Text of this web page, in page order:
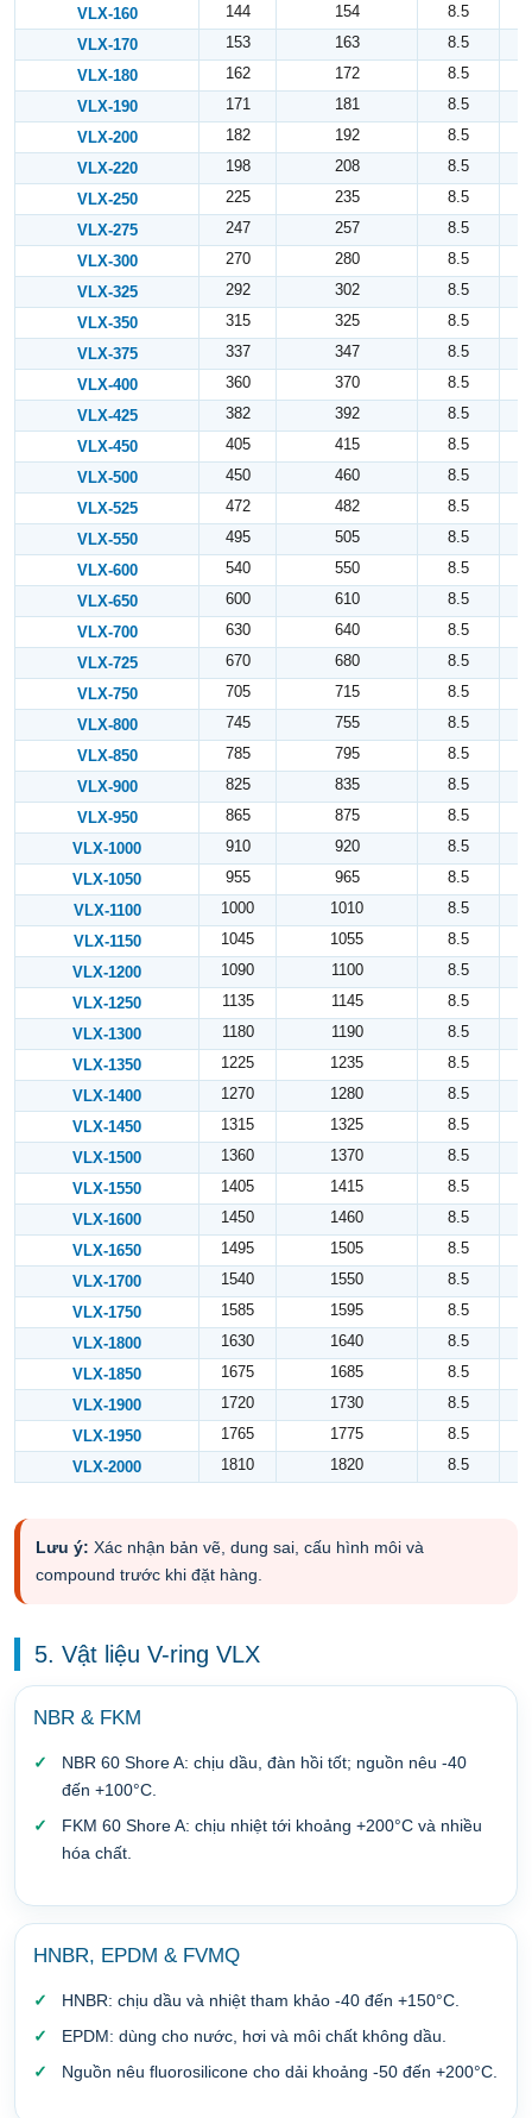
VLX-160 144 154
8.5
VLX-170
153 163
8.5
VLX-180
162 172
8.5
VLX-190
171 181
8.5
VLX-200
182 192
8.5
VLX-220
198 208
8.5
VLX-250
225 235
8.5
VLX-275
247 257
8.5
VLX-300
270 280
8.5
VLX-325
292 302
8.5
VLX-350
315 325
8.5
VLX-375
337 347
8.5
VLX-400
360 370
8.5
VLX-425
382 392
8.5
VLX-450
405 415
8.5
VLX-500
450 460
8.5
VLX-525
472 482
8.5
VLX-550
495 505
8.5
VLX-600
540 550
8.5
VLX-650
600 610
8.5
VLX-700
630 640
8.5
VLX-725
670 680
8.5
VLX-750
705 715
8.5
VLX-800
745 755
8.5
VLX-850
785 795
8.5
VLX-900
825 835
8.5
VLX-950
865 875
8.5
VLX-1000
910 920
8.5
VLX-1050
955 965
8.5
VLX-1100
1000 1010
8.5
VLX-1150
1045 1055
8.5
VLX-1200
1090 1100
8.5
VLX-1250
1135 1145
8.5
VLX-1300
1180 1190
8.5
VLX-1350
1225 1235
8.5
VLX-1400
1270 1280
8.5
VLX-1450
1315 1325
8.5
VLX-1500
1360 1370
8.5
VLX-1550
1405 1415
8.5
VLX-1600
1450 1460
8.5
VLX-1650
1495 1505
8.5
VLX-1700
1540 1550
8.5
VLX-1750
1585 1595
8.5
VLX-1800
1630 1640
8.5
VLX-1850
1675 1685
8.5
VLX-1900
1720 1730
8.5
VLX-1950
1765 1775
8.5
VLX-2000
1810 1820 8.5
Lưu ý: Xác nhận bản vẽ, dung sai, cấu hình môi và
compound trước khi đặt hàng.
5. Vật liệu V-ring VLX
NBR & FKM
NBR 60 Shore A: chịu dầu, đàn hồi tốt; nguồn nêu -40
đến +100°C.
FKM 60 Shore A: chịu nhiệt tới khoảng +200°C và nhiều
hóa chất.
HNBR, EPDM & FVMQ
HNBR: chịu dầu và nhiệt tham khảo -40 đến +150°C.
EPDM: dùng cho nước, hơi và môi chất không dầu.
Nguồn nêu fluorosilicone cho dải khoảng -50 đến +200°C.